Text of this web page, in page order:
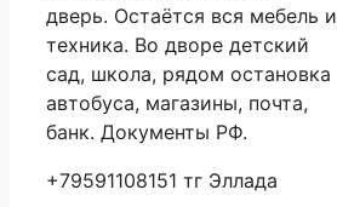
дверь. Остаётся вся мебель и
техника. Во дворе детский
сад, школа, рядом остановка
автобуса, магазины, почта,
банк. Документы РФ.
+79591108151 тг Эллада